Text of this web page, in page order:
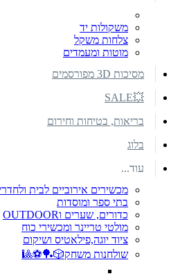
משקולות יד
צלחות משקל
מוטות ומעמדים
מסיכות 3D מפורסמים
💥SALE
בריאות, בטיחות וחירום
בלוג
עוד...
מכשירים אירוביים לבית
בתי ספר ומוסדות
כדורים, שערים וOUTDOOR
מולטי טריינר ומכשירי כוח
ציוד יוגה,פילאטיס ושיקום
שולחנות משחק🎲🏓⚽🎱